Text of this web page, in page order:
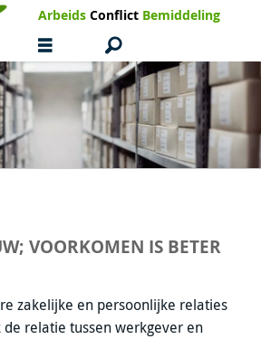
Arbeids ConflictBemiddeling
VOORKOMEN IS BETER
zakelijke en persoonlijke relaties
relatie tussen werkgever en